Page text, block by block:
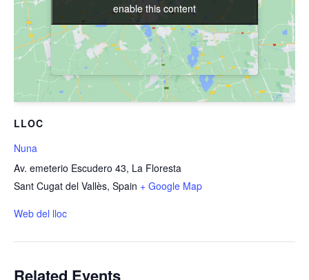
LLOC
Nuna
Av. emeterio Escudero 43, La Floresta
Sant Cugat del Vallès, Spain + Google Map
Web del lloc
enable this content
enable this content
Related Events